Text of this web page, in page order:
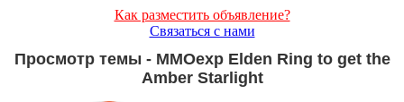
Как разместить объявление?
Связаться с нами
Просмотр темы - MMOexp Elden Ring to get the
Amber Starlight